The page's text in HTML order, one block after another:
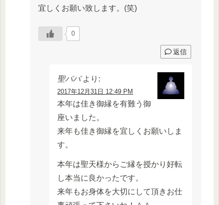
宜しくお願い致します。(笑)
0
返信
聖パパ より:
2017年12月31日 12:49 PM
本年は佳き御縁を有難う御
座いました。
来年も佳き御縁を宜しくお願いしま
す。
本年は聖天様からご縁を授かり好転
し本当に良かったです。
来年もお身体を大切にして頂きお仕